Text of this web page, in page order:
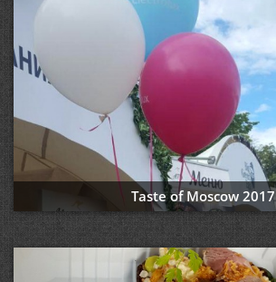
Taste of Moscow 2017